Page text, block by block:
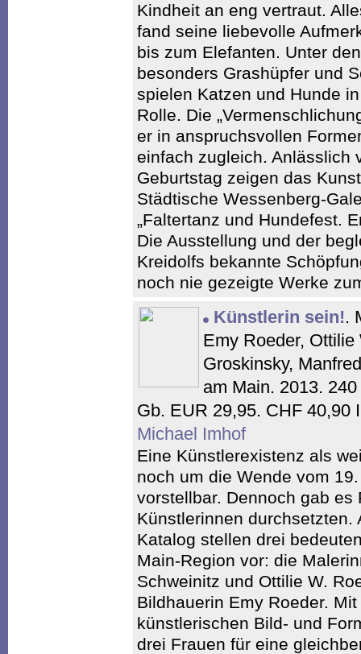
Kindheit an eng vertraut.
fand seine liebevolle
bis zum Elefanten. Unter
besonders Grashüpfer und
spielen Katzen und Hunde
Rolle. Die
er in anspruchsvollen
einfach zugleich. Anlässlich
Geburtstag zeigen das
Städtische Wessenberg-
„Faltertanz und Hundefest.
Die Ausstellung und der
Kreidolfs bekannte
noch nie gezeigte Werke
Künstlerin sein!.
Emy Roeder,
Groskinsky,
am Main. 2013.
Gb. EUR 29,95. CHF
Michael Imhof
Eine Künstlerexistenz als
noch um die Wende vom
vorstellbar. Dennoch gab es
Künstlerinnen
Katalog stellen drei
Main-Region vor: die
Schweinitz und Ottilie W.
Bildhauerin Emy Roeder.
künstlerischen Bild- und
drei Frauen für eine